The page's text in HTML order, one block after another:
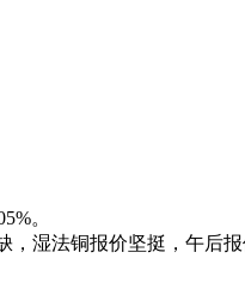
。
，湿法铜报价坚挺，午后